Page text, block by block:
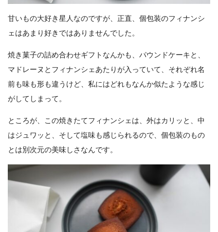
甘いもの大好き星人なのですが、正直、個包装のフィナンシ
ェはあまり好きではありませんでした。
焼き菓子の詰め合わせギフトなんかも、パウンドケーキと、
マドレーヌとフィナンシェあたりが入っていて、それぞれ名
前も味も形も違うけど、私にはどれもなんか似たような感じ
がしてしまって。
ところが、この焼きたてフィナンシェは、外はカリッと、中
はジュワッと、そして塩味も感じられるので、個包装のもの
とは別次元の美味しさなんです。